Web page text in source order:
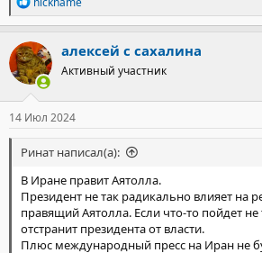
е
а
к
ц
и
и
:
алексей с сахалина
Активный участник
14 Июл 2024
Ринат написал(а):
В Иране правит Аятолла.
Президент не так радикально влияет на
правящий Аятолла. Если что-то пойдет не
отстранит президента от власти.
Плюс международный пресс на Иран не